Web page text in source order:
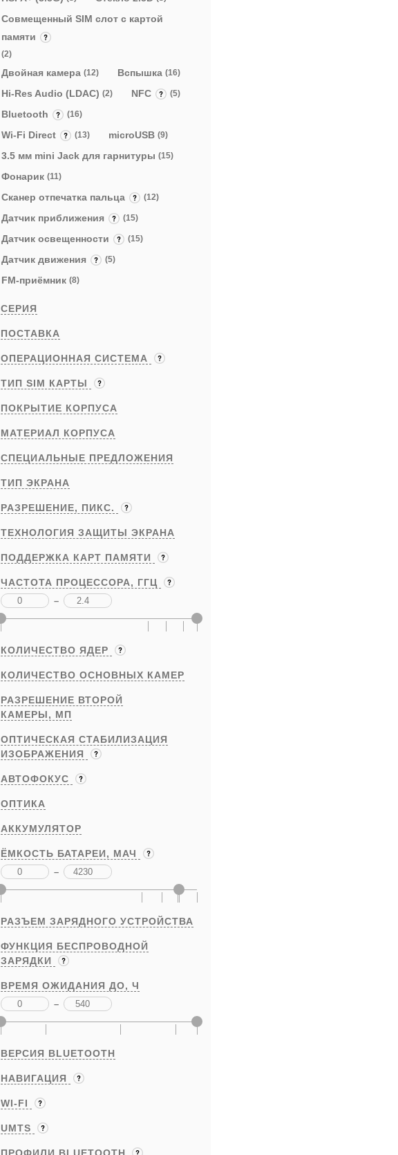
Совмещенный SIM слот с картой
памяти
(2)
Двойная камера (12) Вспышка (16)
Hi-Res Audio (LDAC) (2) NFC (5)
Bluetooth (16)
Wi-Fi Direct (13) microUSB (9)
3.5 мм mini Jack для гарнитуры (15)
Фонарик (11)
Cканер отпечатка пальца (12)
Датчик приближения (15)
Датчик освещенности (15)
Датчик движения (5)
FM-приёмник (8)
СЕРИЯ
ПОСТАВКА
ОПЕРАЦИОННАЯ СИСТЕМА
ТИП SIM КАРТЫ
ПОКРЫТИЕ КОРПУСА
МАТЕРИАЛ КОРПУСА
СПЕЦИАЛЬНЫЕ ПРЕДЛОЖЕНИЯ
ТИП ЭКРАНА
РАЗРЕШЕНИЕ, ПИКС.
ТЕХНОЛОГИЯ ЗАЩИТЫ ЭКРАНА
ПОДДЕРЖКА КАРТ ПАМЯТИ
ЧАСТОТА ПРОЦЕССОРА, ГГЦ
–
КОЛИЧЕСТВО ЯДЕР
КОЛИЧЕСТВО ОСНОВНЫХ КАМЕР
РАЗРЕШЕНИЕ ВТОРОЙ
КАМЕРЫ, МП
ОПТИЧЕСКАЯ СТАБИЛИЗАЦИЯ
ИЗОБРАЖЕНИЯ
АВТОФОКУС
ОПТИКА
АККУМУЛЯТОР
ЁМКОСТЬ БАТАРЕИ, МАЧ
–
РАЗЪЕМ ЗАРЯДНОГО УСТРОЙСТВА
ФУНКЦИЯ БЕСПРОВОДНОЙ
ЗАРЯДКИ
ВРЕМЯ ОЖИДАНИЯ ДО, Ч
–
ВЕРСИЯ BLUETOOTH
НАВИГАЦИЯ
WI-FI
UMTS